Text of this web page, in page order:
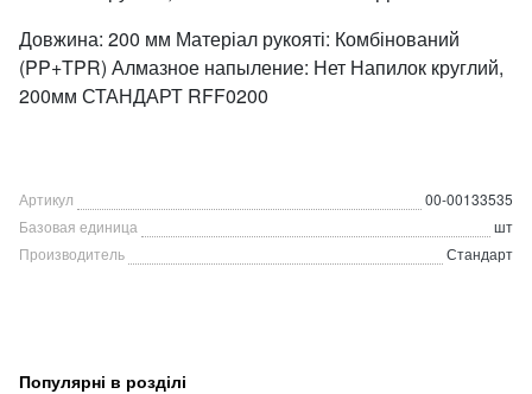
Довжина: 200 мм Матеріал рукояті: Комбінований
(PP+TPR) Алмазное напыление: Нет Напилок круглий,
200мм СТАНДАРТ RFF0200
Артикул
00-00133535
Базовая единица
шт
Производитель
Стандарт
Популярні в розділі